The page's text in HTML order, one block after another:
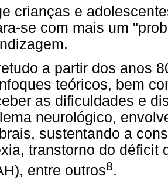
crianças e
se com mais um
a partir dos anos
teóricos, bem
as dificuldades e
neurológico,
sustentando a
transtorno do déficit
entre outros8.